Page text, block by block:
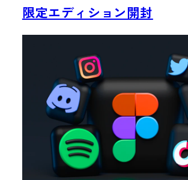
限定エディション開封